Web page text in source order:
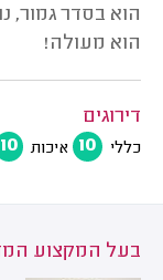
הוא בסדר גמור,
הוא מעולה!
דירוגים
כללי 10 איכות 10
בעל המקצוע